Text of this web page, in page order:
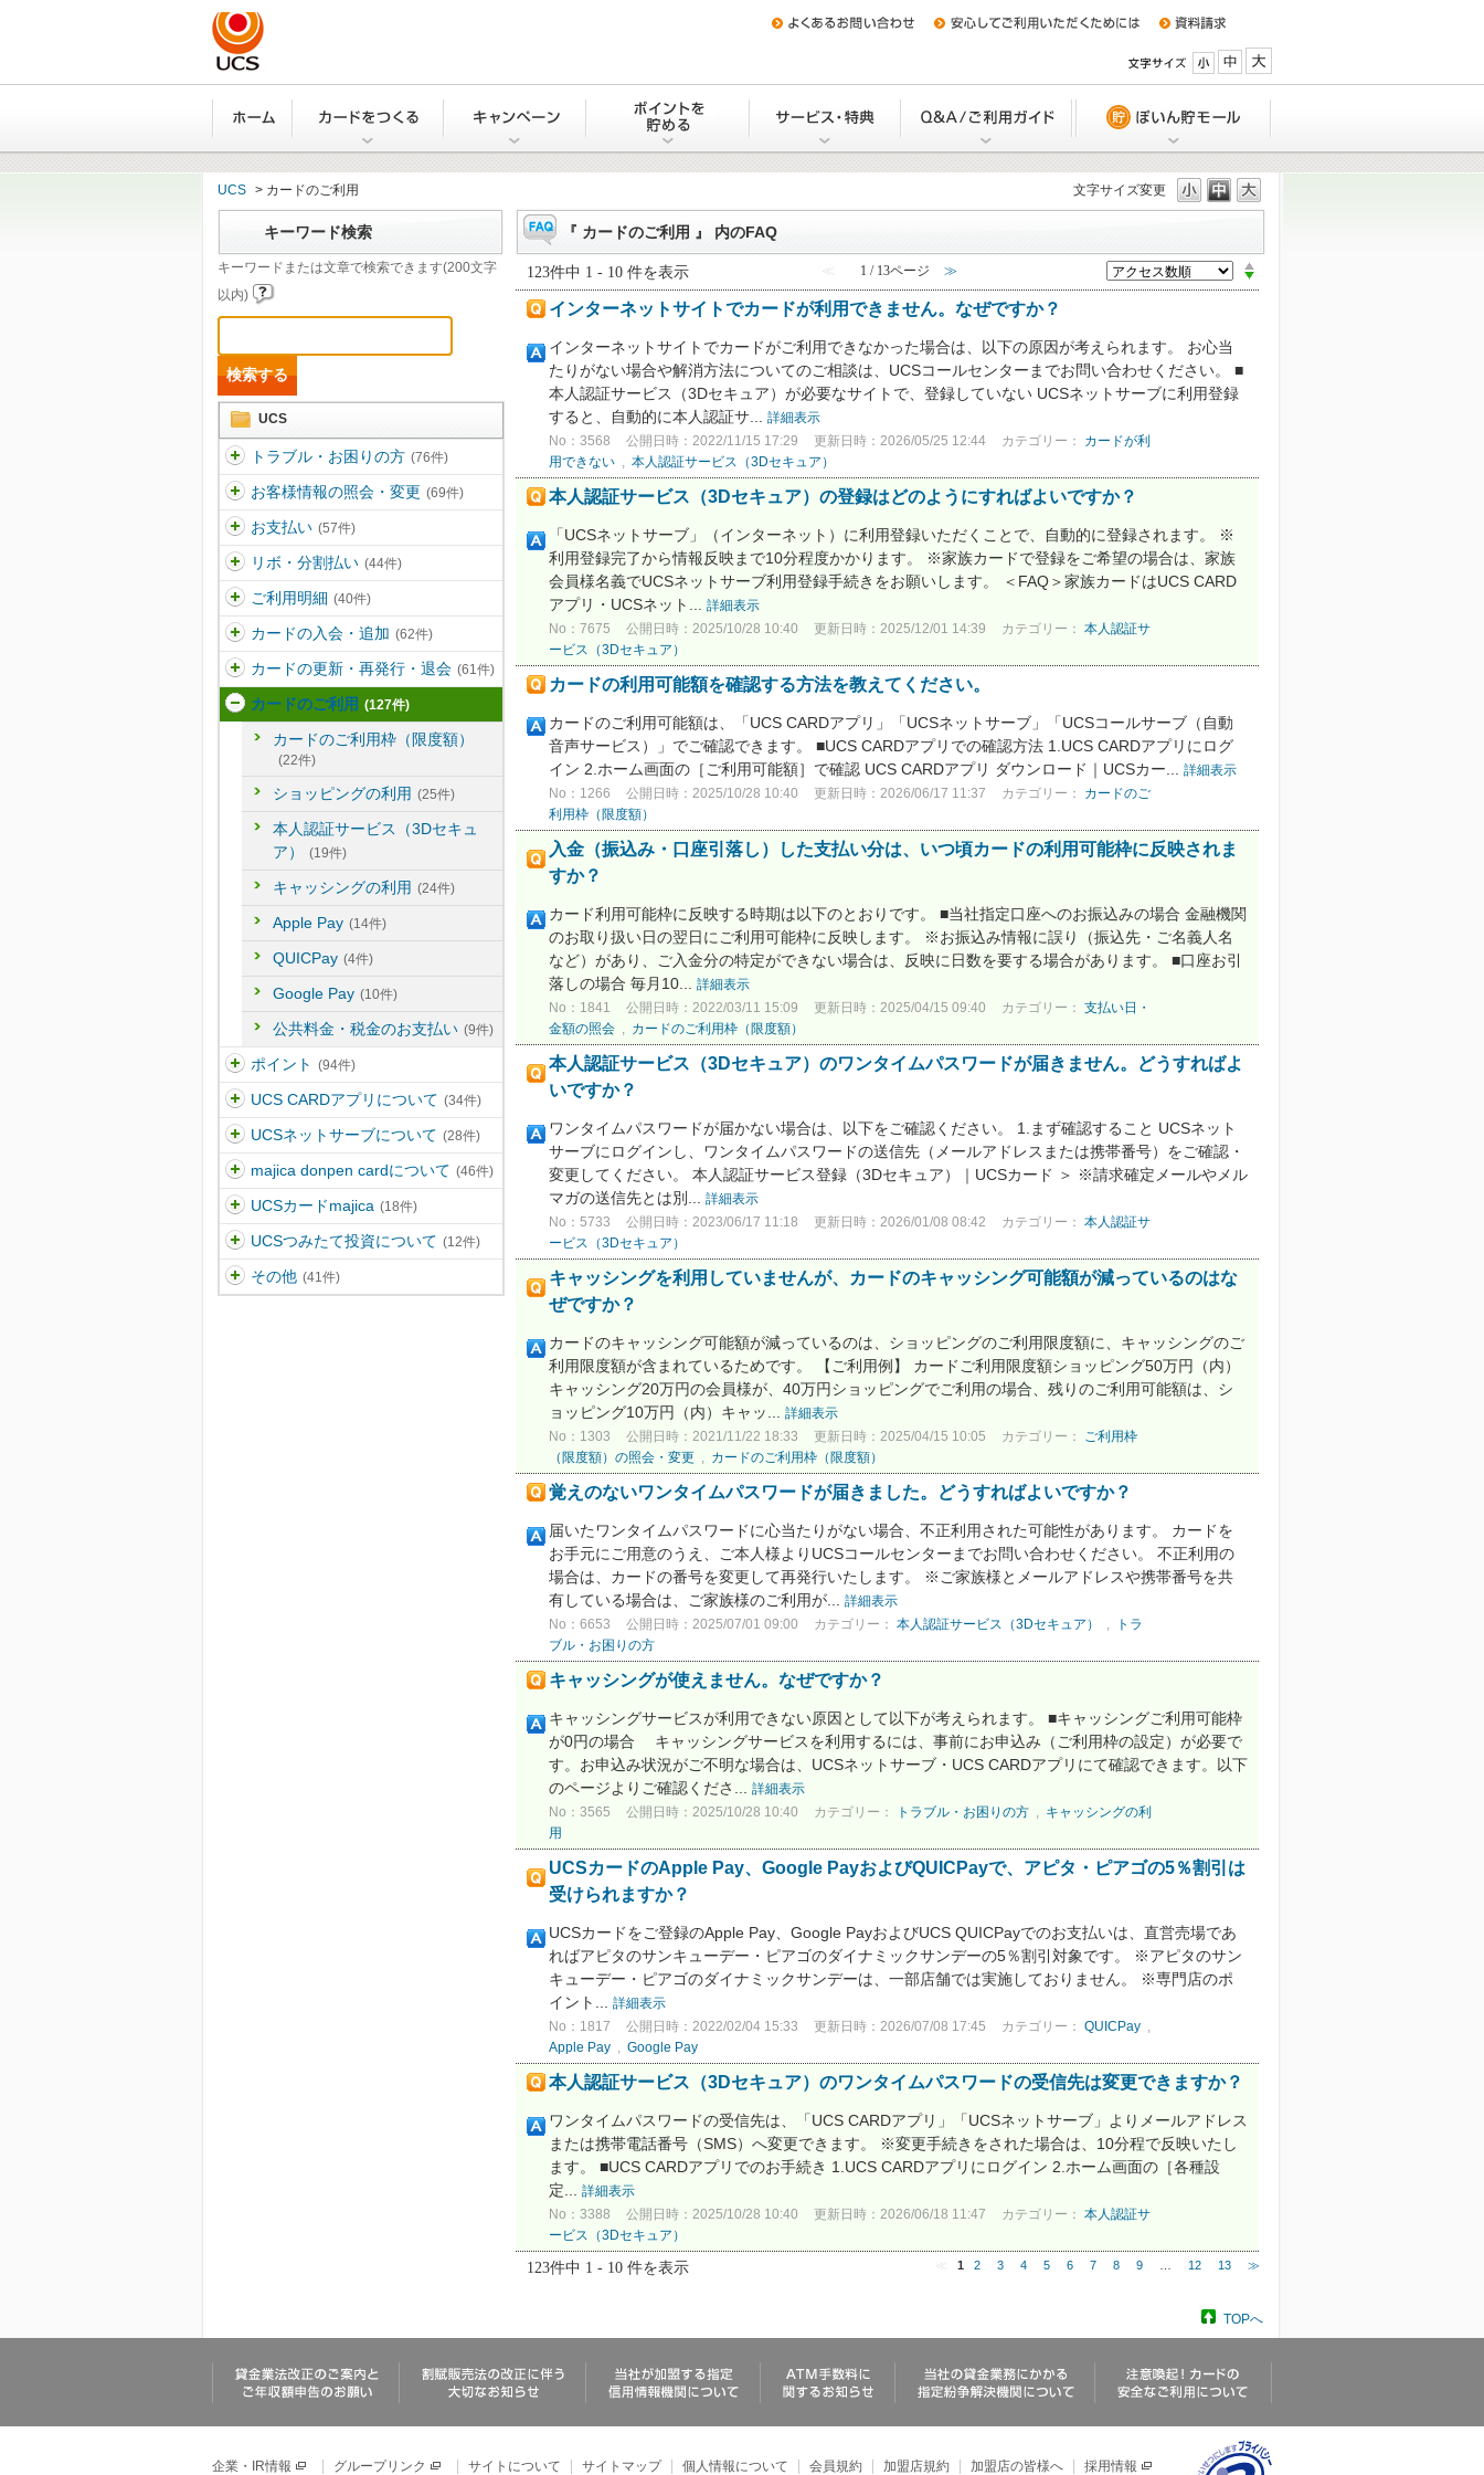
UCSカードの利用締日、支払い日は
か？
か？
引落日に入金できない場合は、どう
小 中
文字サイズ変更
UCS > カードのご利用
キーワード検索
キーワードまたは文章で検索できます(200文字
以内)
UCS
トラブル・お困りの方 (76件)
お客様情報の照会・変更 (69件)
お支払い (57件)
リボ・分割払い (44件)
ご利用明細 (40件)
カードの入会・追加 (62件)
カードの更新・再発行・退会 (61件)
カードのご利用 (127件)
カードのご利用枠（限度額）
(22件)
ショッピングの利用 (25件)
本人認証サービス（3Dセキュ
ア）
(19件)
キャッシングの利用 (24件)
Apple Pay (14件)
QUICPay (4件)
Google Pay (10件)
公共料金・税金のお支払い (9件)
ポイント (94件)
UCS CARDアプリについて (34件)
UCSネットサーブについて (28件)
majica donpen cardについて (46件)
UCSカードmajica (18件)
UCSつみたて投資について (12件)
その他 (41件)
『 カードのご利用 』 内のFAQ
123件中 1 - 10 件を表示 ≪ 1 / 13ページ ≫
インターネットサイトでカードが利用できません。なぜですか？
インターネットサイトでカードがご利用できなかった場合は、以下の原因が考えられます。 お心当
たりがない場合や解消方法についてのご相談は、UCSコールセンターまでお問い合わせください。 ■
本人認証サービス（3Dセキュア）が必要なサイトで、登録していない UCSネットサーブに利用登録
すると、自動的に本人認証サ...
詳細表示
No：3568 公開日時：2022/11/15 17:29 更新日時：2026/05/25 12:44 カテゴリー： カードが利
用できない , 本人認証サービス（3Dセキュア）
本人認証サービス（3Dセキュア）の登録はどのようにすればよいですか？
「UCSネットサーブ」（インターネット）に利用登録いただくことで、自動的に登録されます。 ※
利用登録完了から情報反映まで10分程度かかります。 ※家族カードで登録をご希望の場合は、家族
会員様名義でUCSネットサーブ利用登録手続きをお願いします。 ＜FAQ＞家族カードはUCS CARD
アプリ・UCSネット...
詳細表示
No：7675 公開日時：2025/10/28 10:40 更新日時：2025/12/01 14:39 カテゴリー： 本人認証サ
ービス（3Dセキュア）
カードの利用可能額を確認する方法を教えてください。
カードのご利用可能額は、「UCS CARDアプリ」「UCSネットサーブ」「UCSコールサーブ（自動
音声サービス）」でご確認できます。 ■UCS CARDアプリでの確認方法 1.UCS CARDアプリにログ
イン 2.ホーム画面の［ご利用可能額］で確認 UCS CARDアプリ ダウンロード｜UCSカー...
詳細表示
No：1266 公開日時：2025/10/28 10:40 更新日時：2026/06/17 11:37 カテゴリー： カードのご
利用枠（限度額）
入金（振込み・口座引落し）した支払い分は、いつ頃カードの利用可能枠に反映されま
すか？
カード利用可能枠に反映する時期は以下のとおりです。 ■当社指定口座へのお振込みの場合 金融機関
のお取り扱い日の翌日にご利用可能枠に反映します。 ※お振込み情報に誤り（振込先・ご名義人名
など）があり、ご入金分の特定ができない場合は、反映に日数を要する場合があります。 ■口座お引
落しの場合 毎月10...
詳細表示
No：1841 公開日時：2022/03/11 15:09 更新日時：2025/04/15 09:40 カテゴリー： 支払い日・
金額の照会 , カードのご利用枠（限度額）
本人認証サービス（3Dセキュア）のワンタイムパスワードが届きません。どうすればよ
いですか？
ワンタイムパスワードが届かない場合は、以下をご確認ください。 1.まず確認すること UCSネット
サーブにログインし、ワンタイムパスワードの送信先（メールアドレスまたは携帯番号）をご確認・
変更してください。 本人認証サービス登録（3Dセキュア）｜UCSカード ＞ ※請求確定メールやメル
マガの送信先とは別...
詳細表示
No：5733 公開日時：2023/06/17 11:18 更新日時：2026/01/08 08:42 カテゴリー： 本人認証サ
ービス（3Dセキュア）
キャッシングを利用していませんが、カードのキャッシング可能額が減っているのはな
ぜですか？
カードのキャッシング可能額が減っているのは、ショッピングのご利用限度額に、キャッシングのご
利用限度額が含まれているためです。 【ご利用例】 カードご利用限度額ショッピング50万円（内）
キャッシング20万円の会員様が、40万円ショッピングでご利用の場合、残りのご利用可能額は、シ
ョッピング10万円（内）キャッ...
詳細表示
No：1303 公開日時：2021/11/22 18:33 更新日時：2025/04/15 10:05 カテゴリー： ご利用枠
（限度額）の照会・変更 , カードのご利用枠（限度額）
覚えのないワンタイムパスワードが届きました。どうすればよいですか？
届いたワンタイムパスワードに心当たりがない場合、不正利用された可能性があります。 カードを
お手元にご用意のうえ、ご本人様よりUCSコールセンターまでお問い合わせください。 不正利用の
場合は、カードの番号を変更して再発行いたします。 ※ご家族様とメールアドレスや携帯番号を共
有している場合は、ご家族様のご利用が...
詳細表示
No：6653 公開日時：2025/07/01 09:00 カテゴリー： 本人認証サービス（3Dセキュア） ,
トラ
ブル・お困りの方
キャッシングが使えません。なぜですか？
キャッシングサービスが利用できない原因として以下が考えられます。 ■キャッシングご利用可能枠
が0円の場合 キャッシングサービスを利用するには、事前にお申込み（ご利用枠の設定）が必要で
す。お申込み状況がご不明な場合は、UCSネットサーブ・UCS CARDアプリにて確認できます。以下
のページよりご確認くださ...
詳細表示
No：3565 公開日時：2025/10/28 10:40 カテゴリー： トラブル・お困りの方 , キャッシングの利
用
UCSカードのApple Pay、Google PayおよびQUICPayで、アピタ・ピアゴの5％割引は
受けられますか？
UCSカードをご登録のApple Pay、Google PayおよびUCS QUICPayでのお支払いは、直営売場であ
ればアピタのサンキューデー・ピアゴのダイナミックサンデーの5％割引対象です。 ※アピタのサン
キューデー・ピアゴのダイナミックサンデーは、一部店舗では実施しておりません。 ※専門店のポ
イント...
詳細表示
No：1817 公開日時：2022/02/04 15:33 更新日時：2026/07/08 17:45 カテゴリー： QUICPay ,
Apple Pay , Google Pay
本人認証サービス（3Dセキュア）のワンタイムパスワードの受信先は変更できますか？
ワンタイムパスワードの受信先は、「UCS CARDアプリ」「UCSネットサーブ」よりメールアドレス
または携帯電話番号（SMS）へ変更できます。 ※変更手続きをされた場合は、10分程で反映いたし
ます。 ■UCS CARDアプリでのお手続き 1.UCS CARDアプリにログイン 2.ホーム画面の［各種設
定...
詳細表示
No：3388 公開日時：2025/10/28 10:40 更新日時：2026/06/18 11:47 カテゴリー： 本人認証サ
ービス（3Dセキュア）
123件中 1 - 10 件を表示 1 2 3 4 5 6 7 8 9 12 13 ≫
TOPへ
企業・IR情報 グループリンク サイトについて サイトマップ 個人情報について 会員規約 加盟店規約 加盟店の皆様へ 採用情報